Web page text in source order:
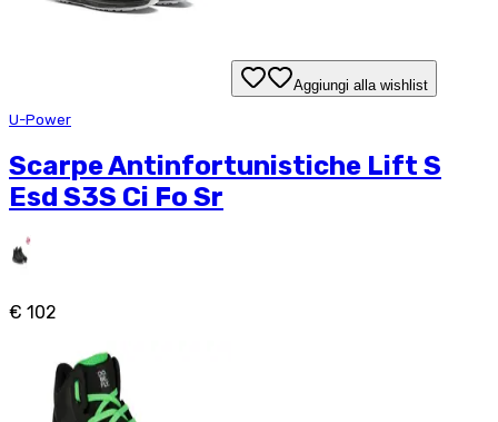
Aggiungi alla wishlist
U-Power
Scarpe Antinfortunistiche Lift S
Esd S3S Ci Fo Sr
€ 102